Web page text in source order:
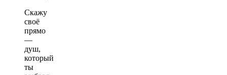
Скажу
своё
прямо
—
душ,
который
ты